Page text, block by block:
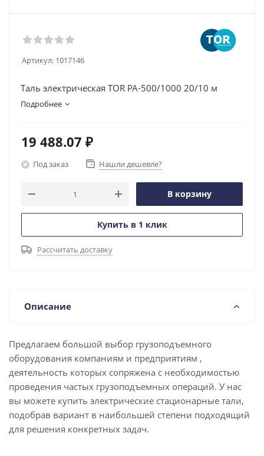
Артикул: 1017146
Таль электрическая TOR PA-500/1000 20/10 м
Подробнее
19 488.07 ₽
Под заказ Нашли дешевле?
В корзину
Купить в 1 клик
Рассчитать доставку
Описание
Предлагаем большой выбор грузоподъемного
оборудования компаниям и предприятиям ,
деятельность которых сопряжена с необходимостью
проведения частых грузоподъемных операций. У нас
вы можете купить электрические стационарные тали,
подобрав вариант в наибольшей степени подходящий
для решения конкретных задач.